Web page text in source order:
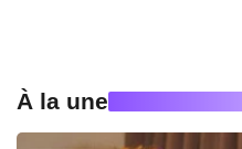
À la une